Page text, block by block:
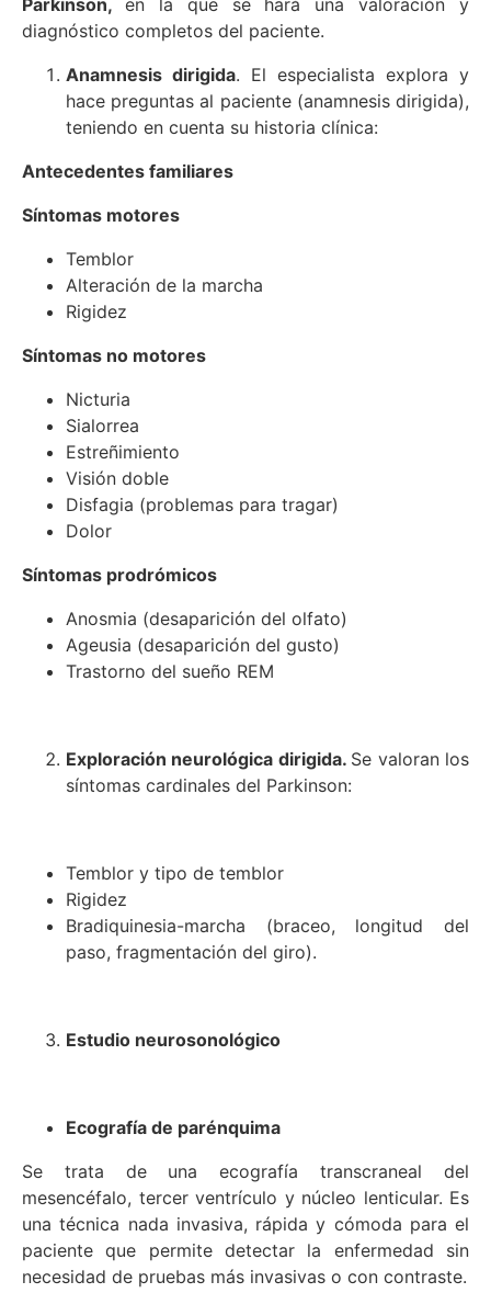
Parkinson, en la que se hará una valoración y
diagnóstico completos del paciente.
Anamnesis dirigida. El especialista explora y
hace preguntas al paciente (anamnesis dirigida),
teniendo en cuenta su historia clínica:
Antecedentes familiares
Síntomas motores
Temblor
Alteración de la marcha
Rigidez
Síntomas no motores
Nicturia
Sialorrea
Estreñimiento
Visión doble
Disfagia (problemas para tragar)
Dolor
Síntomas prodrómicos
Anosmia (desaparición del olfato)
Ageusia (desaparición del gusto)
Trastorno del sueño REM
Exploración neurológica dirigida. Se valoran los
síntomas cardinales del Parkinson:
Temblor y tipo de temblor
Rigidez
Bradiquinesia-marcha (braceo, longitud del
paso, fragmentación del giro).
Estudio neurosonológico
Ecografía de parénquima
Se trata de una ecografía transcraneal del
mesencéfalo, tercer ventrículo y núcleo lenticular. Es
una técnica nada invasiva, rápida y cómoda para el
paciente que permite detectar la enfermedad sin
necesidad de pruebas más invasivas o con contraste.